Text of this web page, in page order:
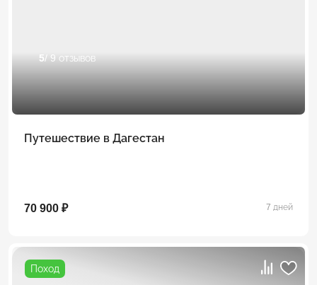
5/ 9 отзывов
Путешествие в Дагестан
70 900 ₽ 7 дней
Поход